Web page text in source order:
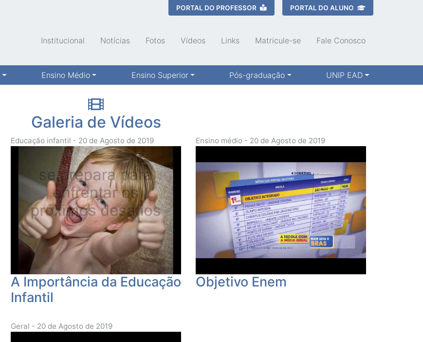
PORTAL DO PROFESSOR PORTAL DO ALUNO
Institucional Notícias Fotos Vídeos Links Matricule-se Fale Conosco
Ensino Médio Ensino Superior Pós-graduação UNIP EAD
Galeria de Vídeos
Educação infantil - 20 de Agosto de 2019
A Importância da Educação
Infantil
Ensino médio - 20 de Agosto de 2019
Objetivo Enem
Geral - 20 de Agosto de 2019